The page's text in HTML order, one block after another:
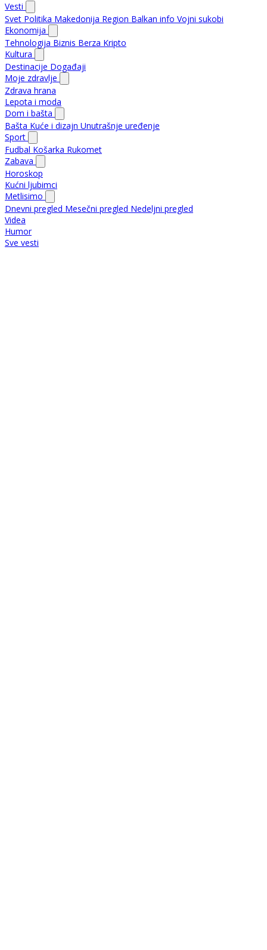
Vesti
Svet Politika Makedonija Region Balkan info Vojni sukobi
Ekonomija
Tehnologija Biznis Berza Kripto
Kultura
Destinacije Događaji
Moje zdravlje
Zdrava hrana
Lepota i moda
Dom i bašta
Bašta Kuće i dizajn Unutrašnje uređenje
Sport
Fudbal Košarka Rukomet
Zabava
Horoskop
Kućni ljubimci
Metlisimo
Dnevni pregled Mesečni pregled Nedeljni pregled
Videa
Humor
Sve vesti